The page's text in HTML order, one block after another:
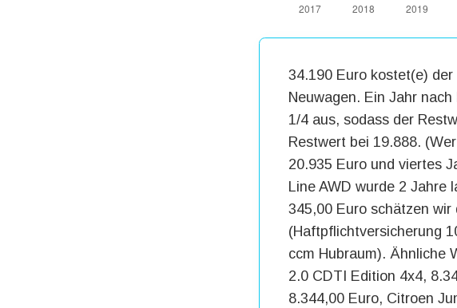
34.190 Euro kostet(e)
Neuwagen. Ein Jahr
1/4 aus, sodass der
Restwert bei 19.888.
20.935 Euro und viertes
Line AWD wurde 2 Jahre
345,00 Euro schätzen
(Haftpflichtversicherung
ccm Hubraum). Ähnliche
2.0 CDTI Edition 4x4,
8.344,00 Euro, Citroen